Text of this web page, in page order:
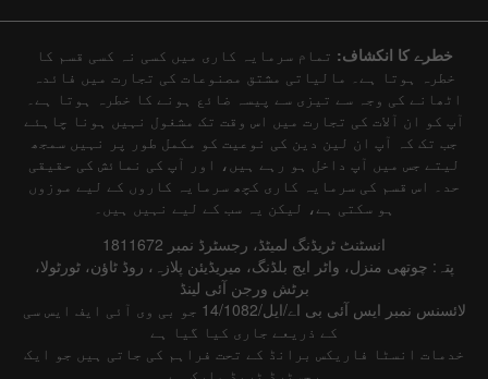
خطرے کا انکشاف: تمام سرمایہ کاری میں کسی نہ کسی قسم کا
خطرہ ہوتا ہے۔ مالیاتی مشتق مصنوعات کی تجارت میں فائدہ
اٹھانے کی وجہ سے تیزی سے پیسہ ضائع ہونے کا خطرہ ہوتا ہے۔
آپ کو ان آلات کی تجارت میں اس وقت تک مشغول نہیں ہونا چاہئے
جب تک کہ آپ ان لین دین کی نوعیت کو مکمل طور پر نہیں سمجھ
لیتے جس میں آپ داخل ہو رہے ہیں، اور آپ کی نمائش کی حقیقی
حد۔ اس قسم کی سرمایہ کاری کچھ سرمایہ کاروں کے لیے موزوں
ہو سکتی ہے، لیکن یہ سب کے لیے نہیں ہیں۔
انسٹنٹ ٹریڈنگ لمیٹڈ، رجسٹرڈ نمبر 1811672
پتہ: چوتھی منزل، واٹر ایج بلڈنگ، میریڈیئن پلازہ، روڈ ٹاؤن، ٹورٹولا،
برٹش ورجن آئی لینڈ
لائسنس نمبر ایس آئی بی اے/ایل/14/1082 جو بی وی آئی ایف ایس سی
کے ذریعے جاری کیا گیا ہے
خدمات انسٹا فاریکس برانڈ کے تحت فراہم کی جاتی ہیں جو ایک
رجسٹرڈ ٹریڈ مارک ہے